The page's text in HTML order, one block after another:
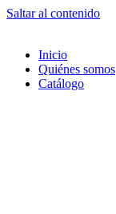
Saltar al contenido
Inicio
Quiénes somos
Catálogo